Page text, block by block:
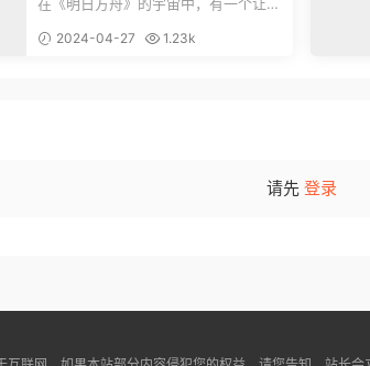
亲爱cose...
2024-04-27 1.23k
请先 登录